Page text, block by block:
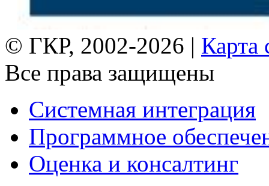
© ГКР, 2002-2026 | Карта
Все права защищены
Системная интеграция
Программное
Оценка и консалтинг